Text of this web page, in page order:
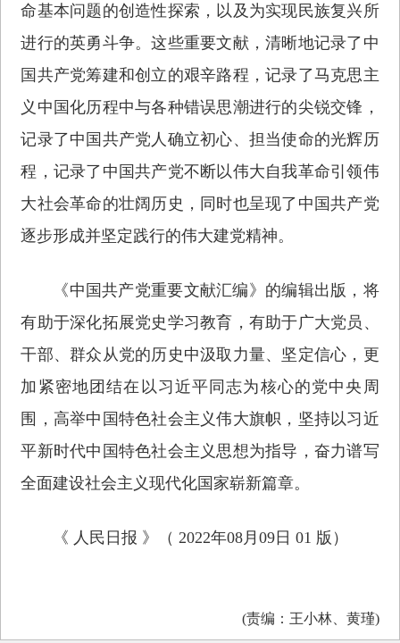
命基本问题的创造性探索，以及为实现民族复兴所
进行的英勇斗争。这些重要文献，清晰地记录了中
国共产党筹建和创立的艰辛路程，记录了马克思主
义中国化历程中与各种错误思潮进行的尖锐交锋，
记录了中国共产党人确立初心、担当使命的光辉历
程，记录了中国共产党不断以伟大自我革命引领伟
大社会革命的壮阔历史，同时也呈现了中国共产党
逐步形成并坚定践行的伟大建党精神。
《中国共产党重要文献汇编》的编辑出版，将
有助于深化拓展党史学习教育，有助于广大党员、
干部、群众从党的历史中汲取力量、坚定信心，更
加紧密地团结在以习近平同志为核心的党中央周
围，高举中国特色社会主义伟大旗帜，坚持以习近
平新时代中国特色社会主义思想为指导，奋力谱写
全面建设社会主义现代化国家崭新篇章。
《 人民日报 》（ 2022年08月09日 01 版）
(责编：王小林、黄瑾)